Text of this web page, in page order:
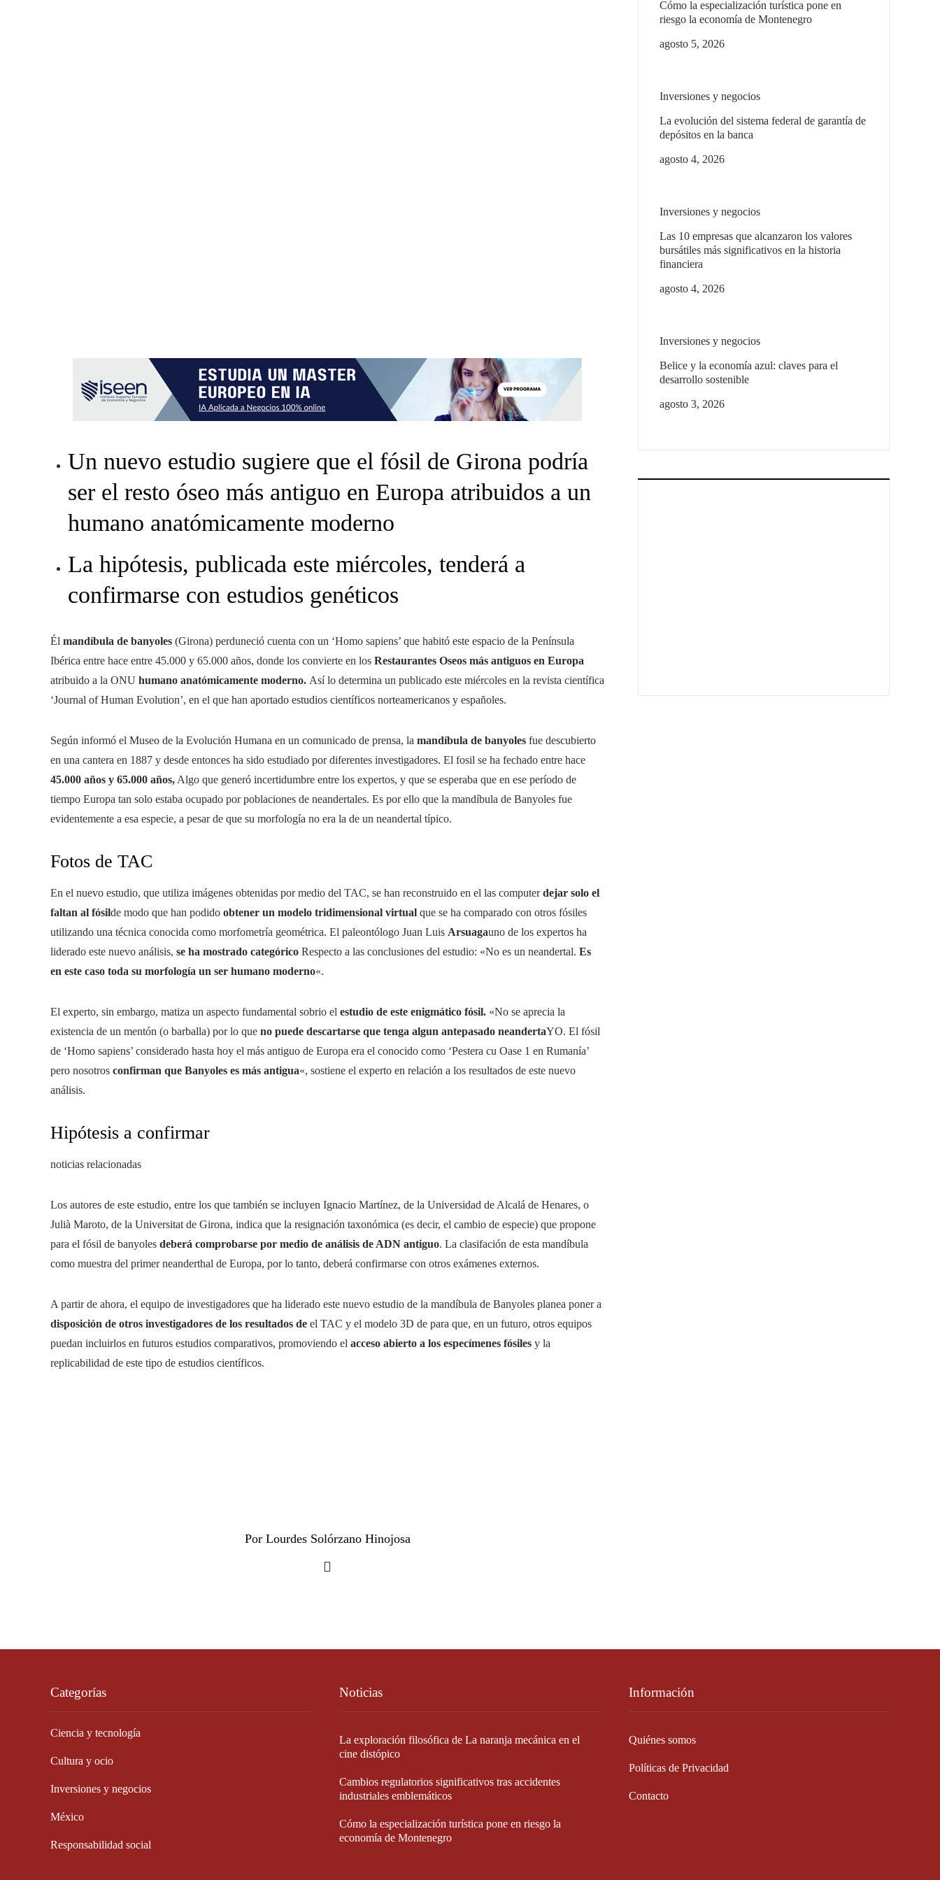
Un nuevo estudio sugiere que el fósil de Girona podría
ser el resto óseo más antiguo en Europa atribuidos a un
humano anatómicamente moderno
La hipótesis, publicada este miércoles, tenderá a
confirmarse con estudios genéticos
Él mandíbula de banyoles (Girona) perduneció cuenta con un ‘Homo sapiens’ que habitó este espacio de la Península
Ibérica entre hace entre 45.000 y 65.000 años, donde los convierte en los Restaurantes Oseos más antiguos en Europa
atribuido a la ONU humano anatómicamente moderno. Así lo determina un publicado este miércoles en la revista científica
‘Journal of Human Evolution’, en el que han aportado estudios científicos norteamericanos y españoles.
Según informó el Museo de la Evolución Humana en un comunicado de prensa, la mandíbula de banyoles fue descubierto
en una cantera en 1887 y desde entonces ha sido estudiado por diferentes investigadores. El fosil se ha fechado entre hace
45.000 años y 65.000 años, Algo que generó incertidumbre entre los expertos, y que se esperaba que en ese período de
tiempo Europa tan solo estaba ocupado por poblaciones de neandertales. Es por ello que la mandíbula de Banyoles fue
evidentemente a esa especie, a pesar de que su morfología no era la de un neandertal típico.
Fotos de TAC
En el nuevo estudio, que utiliza imágenes obtenidas por medio del TAC, se han reconstruido en el las computerdejar solo el
faltan al fósilde modo que han podido obtener un modelo tridimensional virtual que se ha comparado con otros fósiles
utilizando una técnica conocida como morfometría geométrica. El paleontólogo Juan Luis Arsuagauno de los expertos ha
liderado este nuevo análisis, se ha mostrado categórico Respecto a las conclusiones del estudio: «No es un neandertal. Es
en este caso toda su morfología un ser humano moderno«.
El experto, sin embargo, matiza un aspecto fundamental sobrio el estudio de este enigmático fósil. «No se aprecia la
existencia de un mentón (o barballa) por lo que no puede descartarse que tenga algun antepasado neandertaYO. El fósil
de ‘Homo sapiens’ considerado hasta hoy el más antiguo de Europa era el conocido como ‘Pestera cu Oase 1 en Rumanía’
pero nosotros confirman que Banyoles es más antigua«, sostiene el experto en relación a los resultados de este nuevo
análisis.
Hipótesis a confirmar
noticias relacionadas
Los autores de este estudio, entre los que también se incluyen Ignacio Martínez, de la Universidad de Alcalá de Henares, o
Julià Maroto, de la Universitat de Girona, indica que la resignación taxonómica (es decir, el cambio de especie) que propone
para el fósil de banyoles deberá comprobarse por medio de análisis de ADN antiguo. La clasifación de esta mandíbula
como muestra del primer neanderthal de Europa, por lo tanto, deberá confirmarse con otros exámenes externos.
A partir de ahora, el equipo de investigadores que ha liderado este nuevo estudio de la mandíbula de Banyoles planea poner a
disposición de otros investigadores de los resultados de el TAC y el modelo 3D de para que, en un futuro, otros equipos
puedan incluirlos en futuros estudios comparativos, promoviendo el acceso abierto a los especímenes fósiles y la
replicabilidad de este tipo de estudios científicos.
Por Lourdes Solórzano Hinojosa
Cómo la especialización turística pone en
riesgo la economía de Montenegro
agosto 5, 2026
Inversiones y negocios
La evolución del sistema federal de garantía de
depósitos en la banca
agosto 4, 2026
Inversiones y negocios
Las 10 empresas que alcanzaron los valores
bursátiles más significativos en la historia
financiera
agosto 4, 2026
Inversiones y negocios
Belice y la economía azul: claves para el
desarrollo sostenible
agosto 3, 2026
Categorías
Ciencia y tecnología
Cultura y ocio
Inversiones y negocios
México
Responsabilidad social
Noticias
La exploración filosófica de La naranja mecánica en el
cine distópico
Cambios regulatorios significativos tras accidentes
industriales emblemáticos
Cómo la especialización turística pone en riesgo la
economía de Montenegro
Información
Quiénes somos
Políticas de Privacidad
Contacto